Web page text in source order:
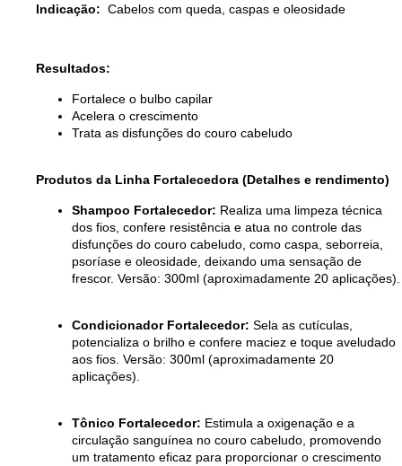
Indicação: Cabelos com queda, caspas e oleosidade
Resultados:
Fortalece o bulbo capilar
Acelera o crescimento
Trata as disfunções do couro cabeludo
Produtos da Linha Fortalecedora (Detalhes e rendimento)
Shampoo Fortalecedor: Realiza uma limpeza técnica
dos fios, confere resistência e atua no controle das
disfunções do couro cabeludo, como caspa, seborreia,
psoríase e oleosidade, deixando uma sensação de
frescor. Versão: 300ml (aproximadamente 20 aplicações).
Condicionador Fortalecedor: Sela as cutículas,
potencializa o brilho e confere maciez e toque aveludado
aos fios. Versão: 300ml (aproximadamente 20
aplicações).
Tônico Fortalecedor: Estimula a oxigenação e a
circulação sanguínea no couro cabeludo, promovendo
um tratamento eficaz para proporcionar o crescimento